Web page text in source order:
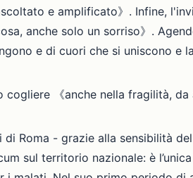
e amplificato》. Infine,
anche solo un sorriso》.
e di cuori che si uniscono e
《anche nella fragilità, da
Roma - grazie alla sensibilità
sul territorio nazionale: è